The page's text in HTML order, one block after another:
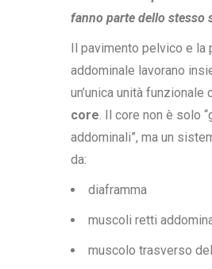
fanno parte dello stesso
Il pavimento pelvico e la
addominale lavorano
un’unica unità funzionale
core. Il core non è solo
addominali”, ma un
da:
diaframma
muscoli retti
muscolo trasverso